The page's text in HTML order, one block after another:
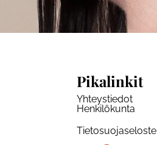
Pikalinkit
Yhteystiedot
Henkilökunta
Tietosuojaseloste